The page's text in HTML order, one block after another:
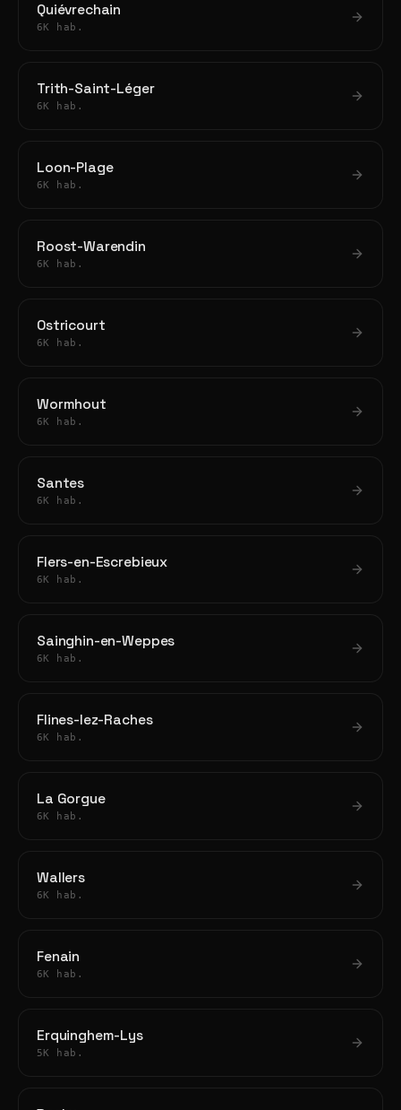
Quiévrechain
6K hab.
Trith-Saint-Léger
6K hab.
Loon-Plage
6K hab.
Roost-Warendin
6K hab.
Ostricourt
6K hab.
Wormhout
6K hab.
Santes
6K hab.
Flers-en-Escrebieux
6K hab.
Sainghin-en-Weppes
6K hab.
Flines-lez-Raches
6K hab.
La Gorgue
6K hab.
Wallers
6K hab.
Fenain
6K hab.
Erquinghem-Lys
5K hab.